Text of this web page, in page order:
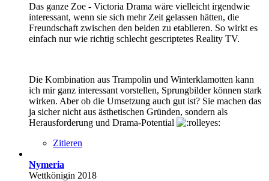
Das ganze Zoe - Victoria Drama wäre vielleicht irgendwie
interessant, wenn sie sich mehr Zeit gelassen hätten, die
Freundschaft zwischen den beiden zu etablieren. So wirkt es
einfach nur wie richtig schlecht gescriptetes Reality TV.
Die Kombination aus Trampolin und Winterklamotten kann
ich mir ganz interessant vorstellen, Sprungbilder können stark
wirken. Aber ob die Umsetzung auch gut ist? Sie machen das
ja sicher nicht aus ästhetischen Gründen, sondern als
Herausforderung und Drama-Potential
Zitieren
Nymeria
Wettkönigin 2018